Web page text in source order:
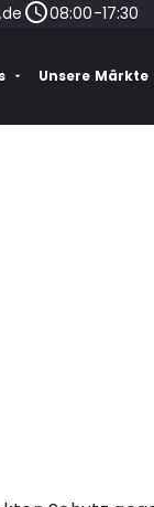
08:00-17:30
Unsere Märkte